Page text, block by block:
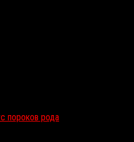
пороков рода